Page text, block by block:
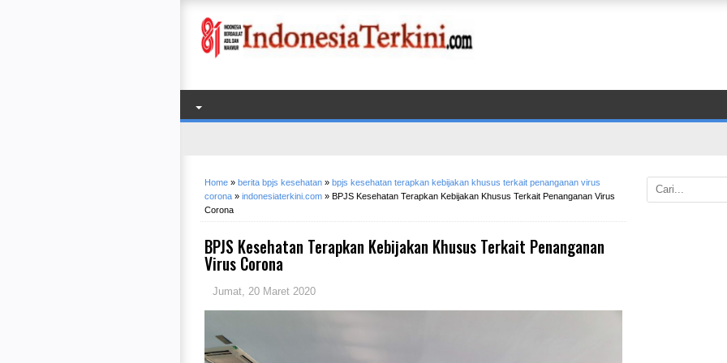
Home » berita bpjs kesehatan » bpjs kesehatan terapkan kebijakan khusus terkait penanganan virus
corona » indonesiaterkini.com » BPJS Kesehatan Terapkan Kebijakan Khusus Terkait Penanganan Virus
Corona
BPJS Kesehatan Terapkan Kebijakan Khusus Terkait Penanganan
Virus Corona
Jumat, 20 Maret 2020